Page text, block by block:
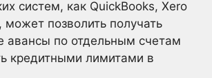
систем, как QuickBooks, Xero
может позволить получать
авансы по отдельным счетам
кредитными лимитами в